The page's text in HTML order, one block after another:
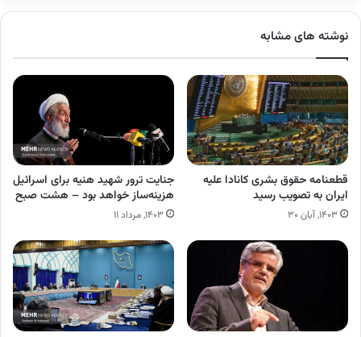
نوشته های مشابه
قطعنامه حقوق بشری کانادا علیه
ایران به تصویب رسید
۱۴۰۳, آبان ۳۰
جنایت ترور شهید هنیه برای اسرائیل
هزینه‌ساز خواهد بود – هشت صبح
۱۴۰۳, مرداد ۱۱